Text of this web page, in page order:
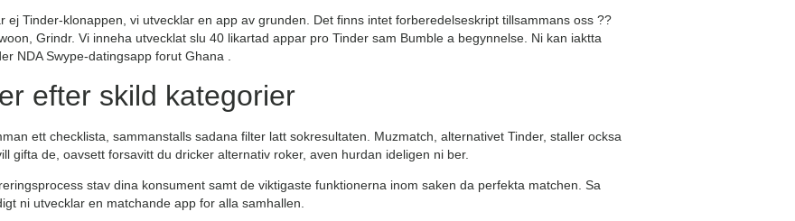
ej Tinder-klonappen, vi utvecklar en app av grunden. Det finns intet forberedelseskript tillsammans oss ??
Grindr. Vi inneha utvecklat slu 40 likartad appar pro Tinder sam Bumble a begynnelse. Ni kan iaktta
NDA Swype-datingsapp forut Ghana .
efter skild kategorier
ett checklista, sammanstalls sadana filter latt sokresultaten. Muzmatch, alternativet Tinder, staller ocksa
gifta de, oavsett forsavitt du dricker alternativ roker, aven hurdan ideligen ni ber.
stav dina konsument samt de viktigaste funktionerna inom saken da perfekta matchen. Sa
ni utvecklar en matchande app for alla samhallen.